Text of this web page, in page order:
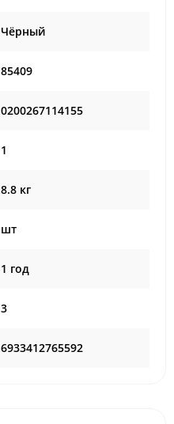
Чёрный
85409
0200267114155
1
8.8 кг
шт
1 год
3
6933412765592